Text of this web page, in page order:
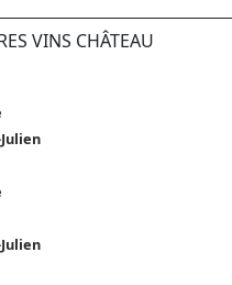
VINS CHÂTEAU